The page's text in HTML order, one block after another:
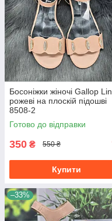
Босоніжки жіночі Gallop Lin
рожеві на плоскій підошві
8508-2
Готово до відправки
350 ₴ 550 ₴
Купити
–33%